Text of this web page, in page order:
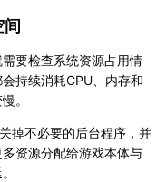
要检查系统资源占用情
持续消耗CPU、内存和
。
掉不必要的后台程序，并
资源分配给游戏本体与